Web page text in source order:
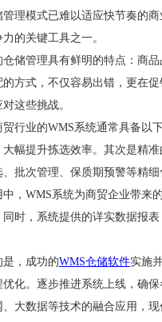
理模式已难以适应快节奏的
的关键工具之一。
仓储管理具有鲜明的特点：商
方式，不仅容易出错，更在
这些挑战。
贸行业的WMS系统通常具备以
幅提升拣选效率。其次是精
批次管理、保质期预警等精
， WMS系统为商贸企业带来
时，系统提供的详实数据报
，成功的WMS仓储软件实施
优化。逐步推进系统上线，确
、大数据等技术的融合应用，现